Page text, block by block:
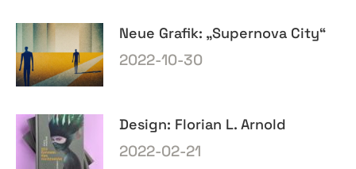
Neue Grafik: „Supernova City“
2022-10-30
Design: Florian L. Arnold
2022-02-21